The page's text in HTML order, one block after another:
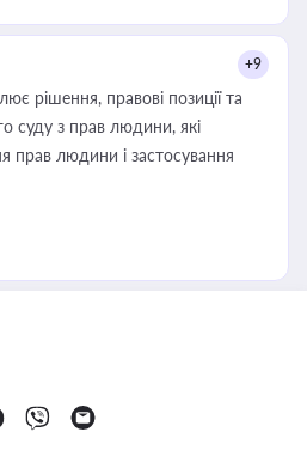
+9
рішення, правові позиції та
суду з прав людини, які
прав людини і застосування